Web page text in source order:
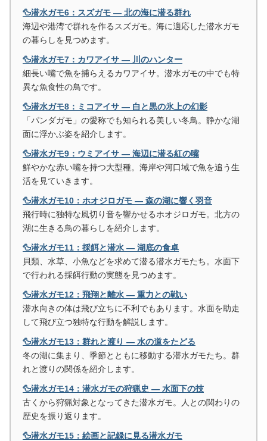
🦆潜水ガモ6：スズガモ ― 北の海に潜る群れ
海辺や港湾で群れを作るスズガモ。海に適応した潜水ガモ
の暮らしを見つめます。
🦆潜水ガモ7：カワアイサ ― 川のハンター
細長い嘴で魚を捕らえるカワアイサ。潜水ガモの中でも特
異な魚食性の鳥です。
🦆潜水ガモ8：ミコアイサ ― 白と黒の氷上の幻影
「パンダガモ」の愛称でも知られる美しい冬鳥。静かな湖
面に浮かぶ姿を紹介します。
🦆潜水ガモ9：ウミアイサ ― 海辺に潜る紅の嘴
鮮やかな赤い嘴を持つ大型種。海岸や河口域で魚を追う生
活を見ていきます。
🦆潜水ガモ10：ホオジロガモ ― 森の湖に響く羽音
飛行時に独特な風切り音を響かせるホオジロガモ。北方の
湖に生きる鳥の暮らしを紹介します。
🦆潜水ガモ11：採餌と潜水 ― 湖底の食卓
貝類、水草、小魚などを求めて潜る潜水ガモたち。水面下
で行われる採餌行動の実態を見つめます。
🦆潜水ガモ12：飛翔と離水 ― 重力との戦い
潜水向きの体は飛び立ちに不利でもあります。水面を助走
して飛び立つ独特な行動を解説します。
🦆潜水ガモ13：群れと渡り ― 水の道をたどる
冬の湖に集まり、季節とともに移動する潜水ガモたち。群
れと渡りの関係を紹介します。
🦆潜水ガモ14：潜水ガモの狩猟史 ― 水面下の技
古くから狩猟対象となってきた潜水ガモ。人との関わりの
歴史を振り返ります。
🦆潜水ガモ15：絵画と記録に見る潜水ガモ